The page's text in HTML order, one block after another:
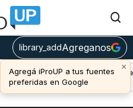
library_addAgreganos
×
Agregá iProUP a tus fuentes
preferidas en Google
0,63%)
Avalanche
u$s 6,52